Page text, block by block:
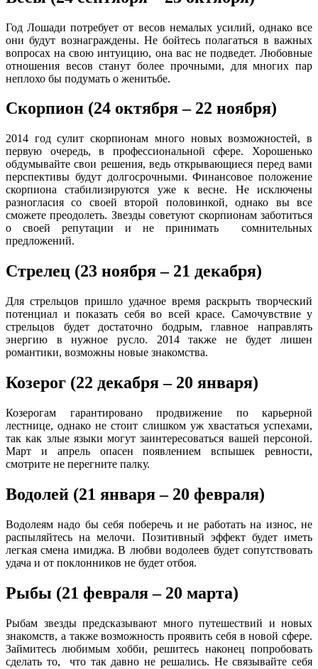
Год Лошади потребует от весов немалых усилий, однако все
они будут вознаграждены. Не бойтесь полагаться в важных
вопросах на свою интуицию, она вас не подведет. Любовные
отношения весов станут более прочными, для многих пар
неплохо бы подумать о женитьбе.
Скорпион (24 октября – 22 ноября)
2014 год сулит скорпионам много новых возможностей, в
первую очередь, в профессиональной сфере. Хорошенько
обдумывайте свои решения, ведь открывающиеся перед вами
перспективы будут долгосрочными. Финансовое положение
скорпиона стабилизируются уже к весне. Не исключены
разногласия со своей второй половинкой, однако вы все
сможете преодолеть. Звезды советуют скорпионам заботиться
о своей репутации и не принимать сомнительных
предложений.
Стрелец (23 ноября – 21 декабря)
Для стрельцов пришло удачное время раскрыть творческий
потенциал и показать себя во всей красе. Самочувствие у
стрельцов будет достаточно бодрым, главное направлять
энергию в нужное русло. 2014 также не будет лишен
романтики, возможны новые знакомства.
Козерог (22 декабря – 20 января)
Козерогам гарантировано продвижение по карьерной
лестнице, однако не стоит слишком уж хвастаться успехами,
так как злые языки могут заинтересоваться вашей персоной.
Март и апрель опасен появлением вспышек ревности,
смотрите не перегните палку.
Водолей (21 января – 20 февраля)
Водолеям надо бы себя поберечь и не работать на износ, не
распыляйтесь на мелочи. Позитивный эффект будет иметь
легкая смена имиджа. В любви водолеев будет сопутствовать
удача и от поклонников не будет отбоя.
Рыбы (21 февраля – 20 марта)
Рыбам звезды предсказывают много путешествий и новых
знакомств, а также возможность проявить себя в новой сфере.
Займитесь любимым хобби, решитесь наконец попробовать
сделать то, что так давно не решались. Не связывайте себя